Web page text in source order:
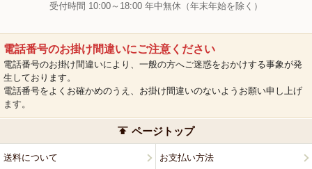
受付時間 10:00～18:00 年中無休（年末年始を除く）
電話番号のお掛け間違いにご注意ください
電話番号のお掛け間違いにより、一般の方へご迷惑をおかけする事象が発
生しております。
電話番号をよくお確かめのうえ、お掛け間違いのないようお願い申し上げ
ます。
ページトップ
送料について お支払い方法